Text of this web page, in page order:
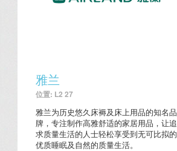
雅兰
位置: L2 27
雅兰为历史悠久床褥及床上用品的知名品
牌，专注制作高雅舒适的家居用品，让追
求质量生活的人士轻松享受到无可比拟的
优质睡眠及自然的质量生活。